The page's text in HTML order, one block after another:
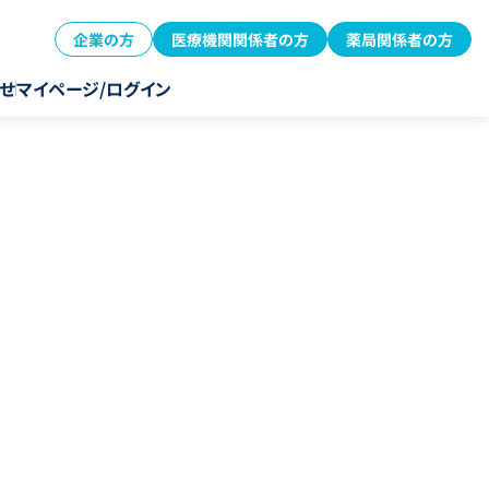
企業の方 医療機関関係者の方 薬局関係者の方
マイページ/ログイン